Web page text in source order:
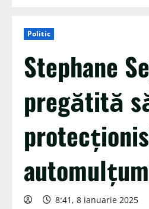
Politic
Stephane
pregătită
8:41, 8 ianuarie 2025